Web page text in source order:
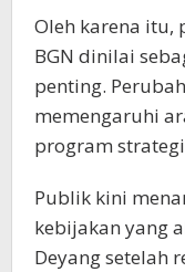
Oleh karena itu,
BGN dinilai
penting.
memengaruhi
program
Publik kini
kebijakan yang
Deyang setelah